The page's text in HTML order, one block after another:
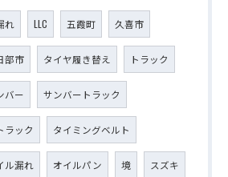
れ LLC 五霞町 久喜市
部市 タイヤ履き替え トラック
バー サンバートラック
ラック タイミングベルト
ル漏れ オイルパン 境 スズキ